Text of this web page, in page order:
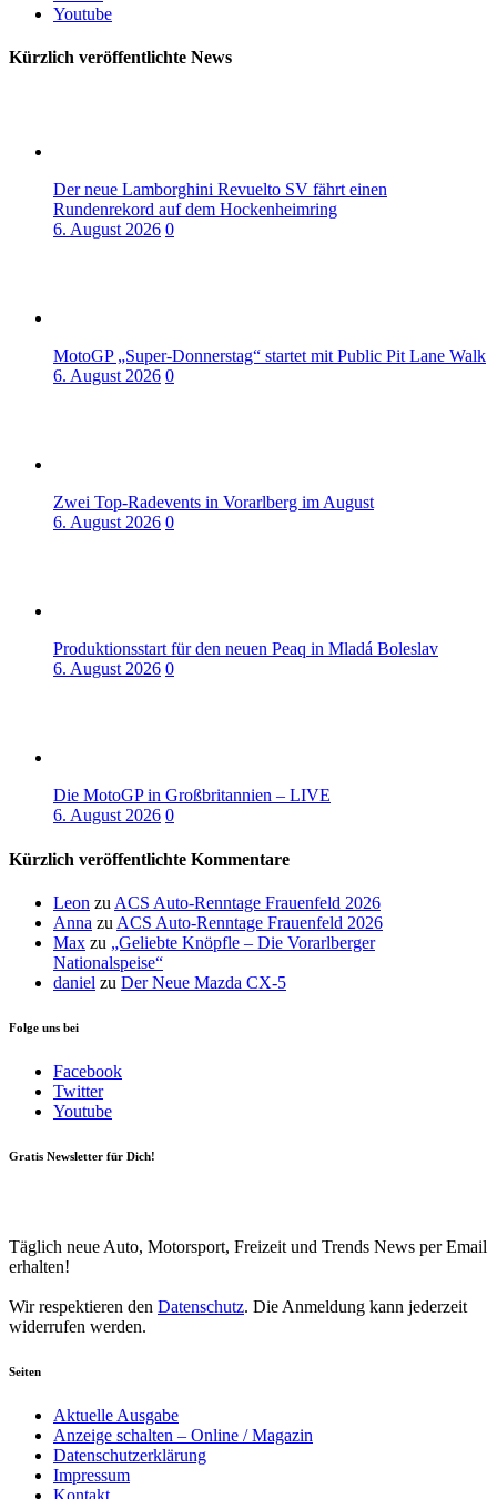
Youtube
Kürzlich veröffentlichte News
Der neue Lamborghini Revuelto SV fährt einen
Rundenrekord auf dem Hockenheimring
6. August 2026 0
MotoGP „Super-Donnerstag“ startet mit Public Pit Lane Walk
6. August 2026 0
Zwei Top-Radevents in Vorarlberg im August
6. August 2026 0
Produktionsstart für den neuen Peaq in Mladá Boleslav
6. August 2026 0
Die MotoGP in Großbritannien – LIVE
6. August 2026 0
Kürzlich veröffentlichte Kommentare
Leon zu ACS Auto-Renntage Frauenfeld 2026
Anna zu ACS Auto-Renntage Frauenfeld 2026
Max zu „Geliebte Knöpfle – Die Vorarlberger
Nationalspeise“
daniel zu Der Neue Mazda CX-5
Folge uns bei
Facebook
Twitter
Youtube
Gratis Newsletter für Dich!
Täglich neue Auto, Motorsport, Freizeit und Trends News per Email
erhalten!
Wir respektieren den Datenschutz. Die Anmeldung kann jederzeit
widerrufen werden.
Seiten
Aktuelle Ausgabe
Anzeige schalten – Online / Magazin
Datenschutzerklärung
Impressum
Kontakt